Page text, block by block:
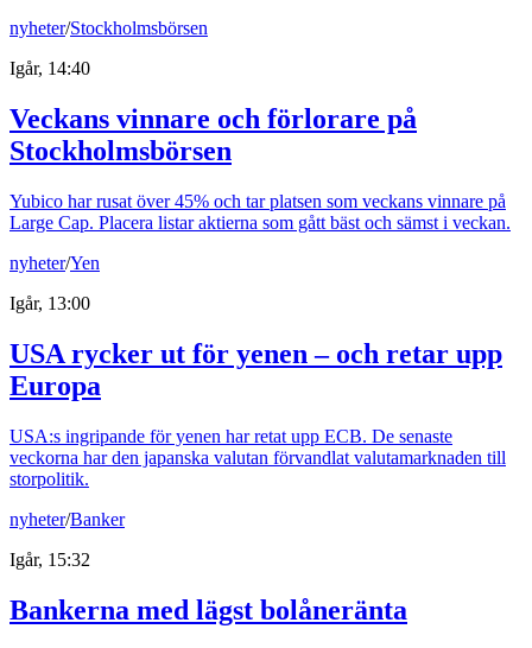
nyheter/Stockholmsbörsen
Igår, 14:40
Veckans vinnare och förlorare på
Stockholmsbörsen
Yubico har rusat över 45% och tar platsen som veckans vinnare på
Large Cap. Placera listar aktierna som gått bäst och sämst i veckan.
nyheter/Yen
Igår, 13:00
USA rycker ut för yenen – och retar upp
Europa
USA:s ingripande för yenen har retat upp ECB. De senaste
veckorna har den japanska valutan förvandlat valutamarknaden till
storpolitik.
nyheter/Banker
Igår, 15:32
Bankerna med lägst bolåneränta